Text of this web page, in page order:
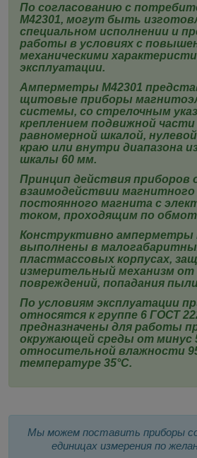
По согласованию с
М42301, могут быть
специальном исполнении и
работы в условиях с
механическими
эксплуатации.
Амперметры М42301
щитовые приборы
системы, со стрелочным
креплением подвижной части
равномерной шкалой,
краю или внутри диапазона
шкалы 60 мм.
Принцип действия приборов
взаимодействии магнитного
постоянного магнита с
током, проходящим по
Конструктивно амперметры
выполнены в
пластмассовых корпусах,
измерительный механизм от
повреждений, попадания
По условиям эксплуатации
относятся к группе 6 ГОСТ
предназначены для работы
окружающей среды от минус
относительной влажности
температуре 35°С.
Мы можем поставить приборы
единицах измерения по